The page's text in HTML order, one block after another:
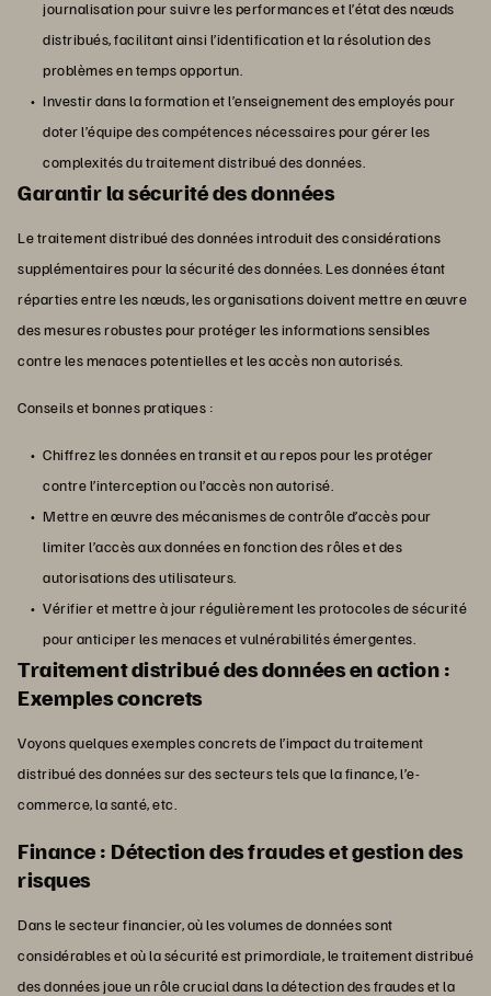
journalisation pour suivre les performances et l’état des nœuds
distribués, facilitant ainsi l’identification et la résolution des
problèmes en temps opportun.
Investir dans la formation et l’enseignement des employés pour
doter l’équipe des compétences nécessaires pour gérer les
complexités du traitement distribué des données.
Garantir la sécurité des données
Le traitement distribué des données introduit des considérations
supplémentaires pour la sécurité des données. Les données étant
réparties entre les nœuds, les organisations doivent mettre en œuvre
des mesures robustes pour protéger les informations sensibles
contre les menaces potentielles et les accès non autorisés.
Conseils et bonnes pratiques :
Chiffrez les données en transit et au repos pour les protéger
contre l’interception ou l’accès non autorisé.
Mettre en œuvre des mécanismes de contrôle d’accès pour
limiter l’accès aux données en fonction des rôles et des
autorisations des utilisateurs.
Vérifier et mettre à jour régulièrement les protocoles de sécurité
pour anticiper les menaces et vulnérabilités émergentes.
Traitement distribué des données en action :
Exemples concrets
Voyons quelques exemples concrets de l’impact du traitement
distribué des données sur des secteurs tels que la finance, l’e-
commerce, la santé, etc.
Finance : Détection des fraudes et gestion des
risques
Dans le secteur financier, où les volumes de données sont
considérables et où la sécurité est primordiale, le traitement distribué
des données joue un rôle crucial dans la détection des fraudes et la